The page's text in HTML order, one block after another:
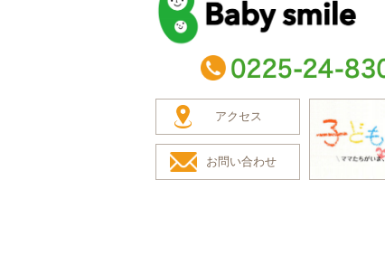
baby smile
アクセス
お問い合わせ